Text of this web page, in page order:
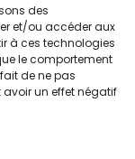
des
et/ou accéder aux
à ces technologies
le comportement
de ne pas
avoir un effet négatif